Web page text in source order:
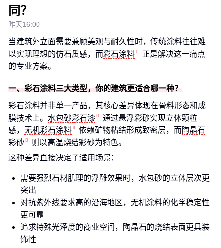
同？
昨天16:00
当建筑外立面需要兼顾美观与耐久性时，传统涂料往往难
以实现理想的仿石质感，而彩石涂料
正是解决这一痛点
的专业方案。
一、彩石涂料三大类型，你的建筑更适合哪一种？
彩石涂料并非单一产品，其核心差异体现在骨料形态和成
膜技术上。 水包砂彩石漆
通过悬浮彩砂实现立体颗粒
感， 无机彩石涂料 依赖矿物粘结形成致密层，而陶晶石
彩砂
则以高温烧结彩砂为特色。
这种差异直接决定了适用场景：
需要强烈石材肌理的浮雕效果时，水包砂的立体层次更
突出
对抗紫外线要求高的沿海地区，无机涂料的化学稳定性
更可靠
追求特殊光泽度的商业空间，陶晶石的烧结表面更具装
饰性